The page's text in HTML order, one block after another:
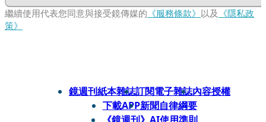
繼續使用代表您同意與接受鏡傳媒的 《服務條款》 以及 《隱私政
策》
鏡週刊紙本雜誌訂閱電子雜誌內容授權
下載APP新聞自律綱要